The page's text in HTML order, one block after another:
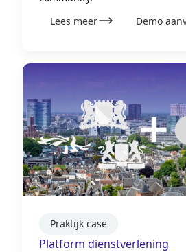
Lees meer
Demo
Praktijk case
Platform dienstverlening